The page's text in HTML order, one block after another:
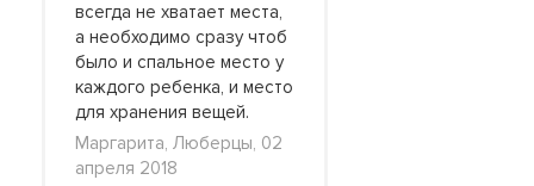
всегда не хватает места,
а необходимо сразу чтоб
было и спальное место у
каждого ребенка, и место
для хранения вещей.
Маргарита, Люберцы, 02
апреля 2018